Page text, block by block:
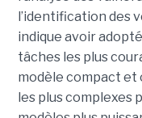
l’identification des
indique avoir
tâches les plus
modèle compact et
les plus complexes